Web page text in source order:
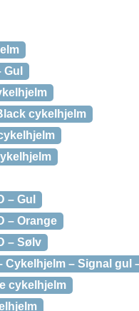
cykelhjelm
– Gul
– Orange
– Sølv
Cykelhjelm – Signal gul
cykelhjelm